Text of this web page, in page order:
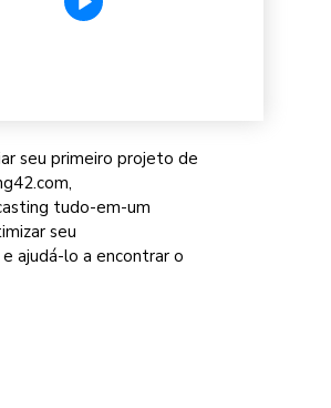
seu primeiro projeto de
tudo-em-um
seu
ajudá-lo a encontrar o